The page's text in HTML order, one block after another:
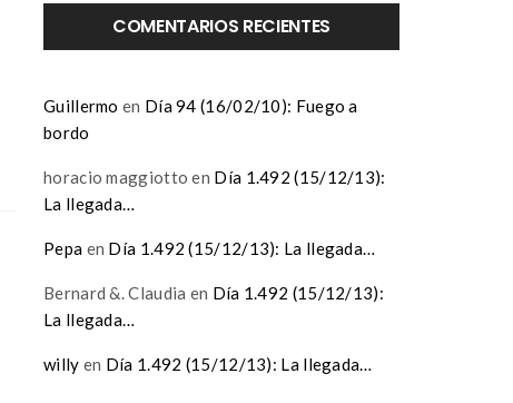
COMENTARIOS RECIENTES
Guillermo en Día 94 (16/02/10): Fuego a
bordo
horacio maggiotto en Día 1.492 (15/12/13):
La llegada…
Pepa en Día 1.492 (15/12/13): La llegada…
Bernard &. Claudia en Día 1.492 (15/12/13):
La llegada…
willy en Día 1.492 (15/12/13): La llegada…